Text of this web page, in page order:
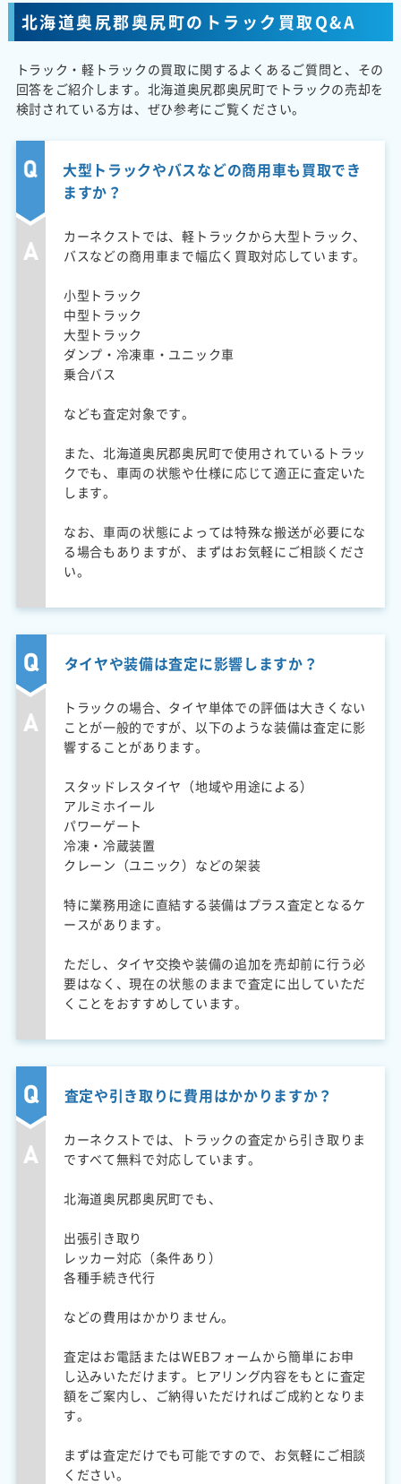
北海道奥尻郡奥尻町のトラック買取Q&A
トラック・軽トラックの買取に関するよくあるご質問と、その
回答をご紹介します。北海道奥尻郡奥尻町でトラックの売却を
検討されている方は、ぜひ参考にご覧ください。
大型トラックやバスなどの商用車も買取でき
ますか？
カーネクストでは、軽トラックから大型トラック、
バスなどの商用車まで幅広く買取対応しています。
小型トラック
中型トラック
大型トラック
ダンプ・冷凍車・ユニック車
乗合バス
なども査定対象です。
また、北海道奥尻郡奥尻町で使用されているトラッ
クでも、車両の状態や仕様に応じて適正に査定いた
します。
なお、車両の状態によっては特殊な搬送が必要にな
る場合もありますが、まずはお気軽にご相談くださ
い。
タイヤや装備は査定に影響しますか？
トラックの場合、タイヤ単体での評価は大きくない
ことが一般的ですが、以下のような装備は査定に影
響することがあります。
スタッドレスタイヤ（地域や用途による）
アルミホイール
パワーゲート
冷凍・冷蔵装置
クレーン（ユニック）などの架装
特に業務用途に直結する装備はプラス査定となるケ
ースがあります。
ただし、タイヤ交換や装備の追加を売却前に行う必
要はなく、現在の状態のままで査定に出していただ
くことをおすすめしています。
査定や引き取りに費用はかかりますか？
カーネクストでは、トラックの査定から引き取りま
ですべて無料で対応しています。
北海道奥尻郡奥尻町でも、
出張引き取り
レッカー対応（条件あり）
各種手続き代行
などの費用はかかりません。
査定はお電話またはWEBフォームから簡単にお申
し込みいただけます。ヒアリング内容をもとに査定
額をご案内し、ご納得いただければご成約となりま
す。
まずは査定だけでも可能ですので、お気軽にご相談
ください。